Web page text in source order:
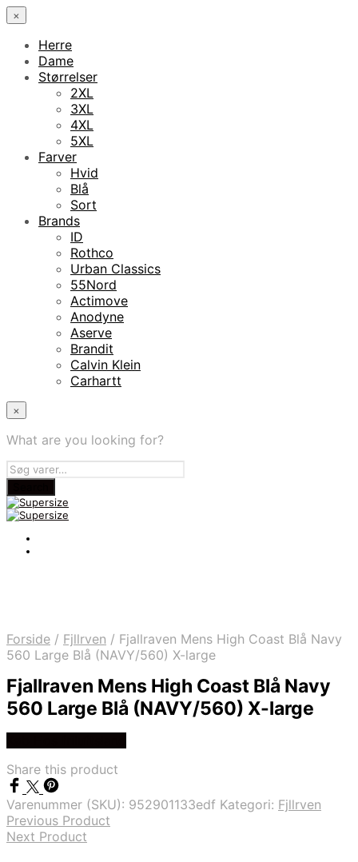
×
Herre
Dame
Størrelser
2XL
3XL
4XL
5XL
Farver
Hvid
Blå
Sort
Brands
ID
Rothco
Urban Classics
55Nord
Actimove
Anodyne
Aserve
Brandit
Calvin Klein
Carhartt
×
What are you looking for?
Forside / Fjllrven / Fjallraven Mens High Coast Blå Navy
560 Large Blå (NAVY/560) X-large
Fjallraven Mens High Coast Blå Navy
560 Large Blå (NAVY/560) X-large
Share this product
Varenummer (SKU): 952901133edf Kategori: Fjllrven
Previous Product
Next Product